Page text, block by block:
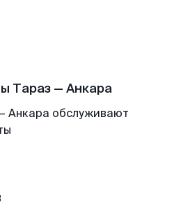
Тараз — Анкара
Анкара обслуживают